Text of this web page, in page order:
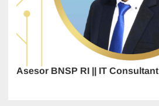
Asesor BNSP RI || IT Consultant